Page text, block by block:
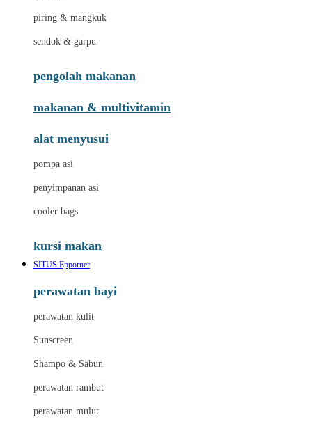
piring & mangkuk
sendok & garpu
pengolah makanan
makanan & multivitamin
alat menyusui
pompa asi
penyimpanan asi
cooler bags
kursi makan
SITUS Epporner
perawatan bayi
perawatan kulit
Sunscreen
Shampo & Sabun
perawatan rambut
perawatan mulut